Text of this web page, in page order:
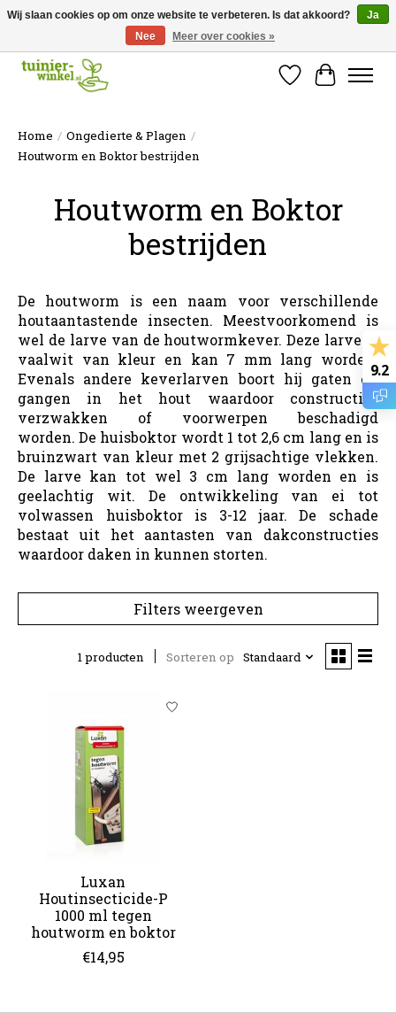
Online tuinartikelen kopen ✓ Online sinds 2007 ✓ Thuiswinkel Waarborg
Verlanglijst
Home / Ongedierte & Plagen /
Houtworm en Boktor bestrijden
Houtworm en Boktor
bestrijden
De houtworm is een naam voor verschillende
houtaantastende insecten. Meestvoorkomend is
wel de larve van de houtwormkever. Deze larve is
vaalwit van kleur en kan 7 mm lang worden.
Evenals andere keverlarven boort hij gaten en
gangen in het hout waardoor constructies
verzwakken of voorwerpen beschadigd
worden. De huisboktor wordt 1 tot 2,6 cm lang en is
bruinzwart van kleur met 2 grijsachtige vlekken.
De larve kan tot wel 3 cm lang worden en is
geelachtig wit. De ontwikkeling van ei tot
volwassen huisboktor is 3-12 jaar. De schade
bestaat uit het aantasten van dakconstructies
waardoor daken in kunnen storten.
Filters weergeven
1 producten Sorteren op Standaard
Luxan
Houtinsecticide-P
1000 ml tegen
houtworm en boktor
€14,95
9.2
Wij slaan cookies op om onze website te verbeteren. Is dat akkoord?
Ja
Nee
Meer over cookies »